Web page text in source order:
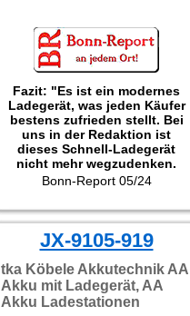
Fazit: "Es ist ein modernes
Ladegerät, was jeden Käufer
bestens zufrieden stellt. Bei
uns in der Redaktion ist
dieses Schnell-Ladegerät
nicht mehr wegzudenken.
Auch bei Urlaubsreisen sollte
dieser Auflader nicht fehlen."
Getestet wurde PX-8933
Bonn-Report 05/24
JX-9105-919
tka Köbele Akkutechnik AA
Akku mit Ladegerät, AA
Akku Ladestationen